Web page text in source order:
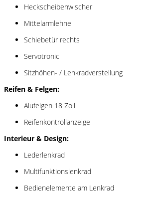
Heckscheibenwischer
Mittelarmlehne
Schiebetür rechts
Servotronic
Sitzhöhen- / Lenkradverstellung
Reifen & Felgen:
Alufelgen 18 Zoll
Reifenkontrollanzeige
Interieur & Design:
Lederlenkrad
Multifunktionslenkrad
Bedienelemente am Lenkrad